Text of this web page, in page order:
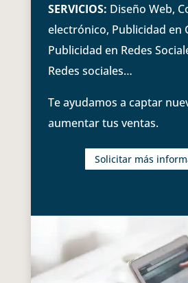
SERVICIOS: Diseño Web,
electrónico, Publicidad en
Publicidad en Redes
Redes sociales…
Te ayudamos a captar
aumentar tus ventas.
Solicitar más